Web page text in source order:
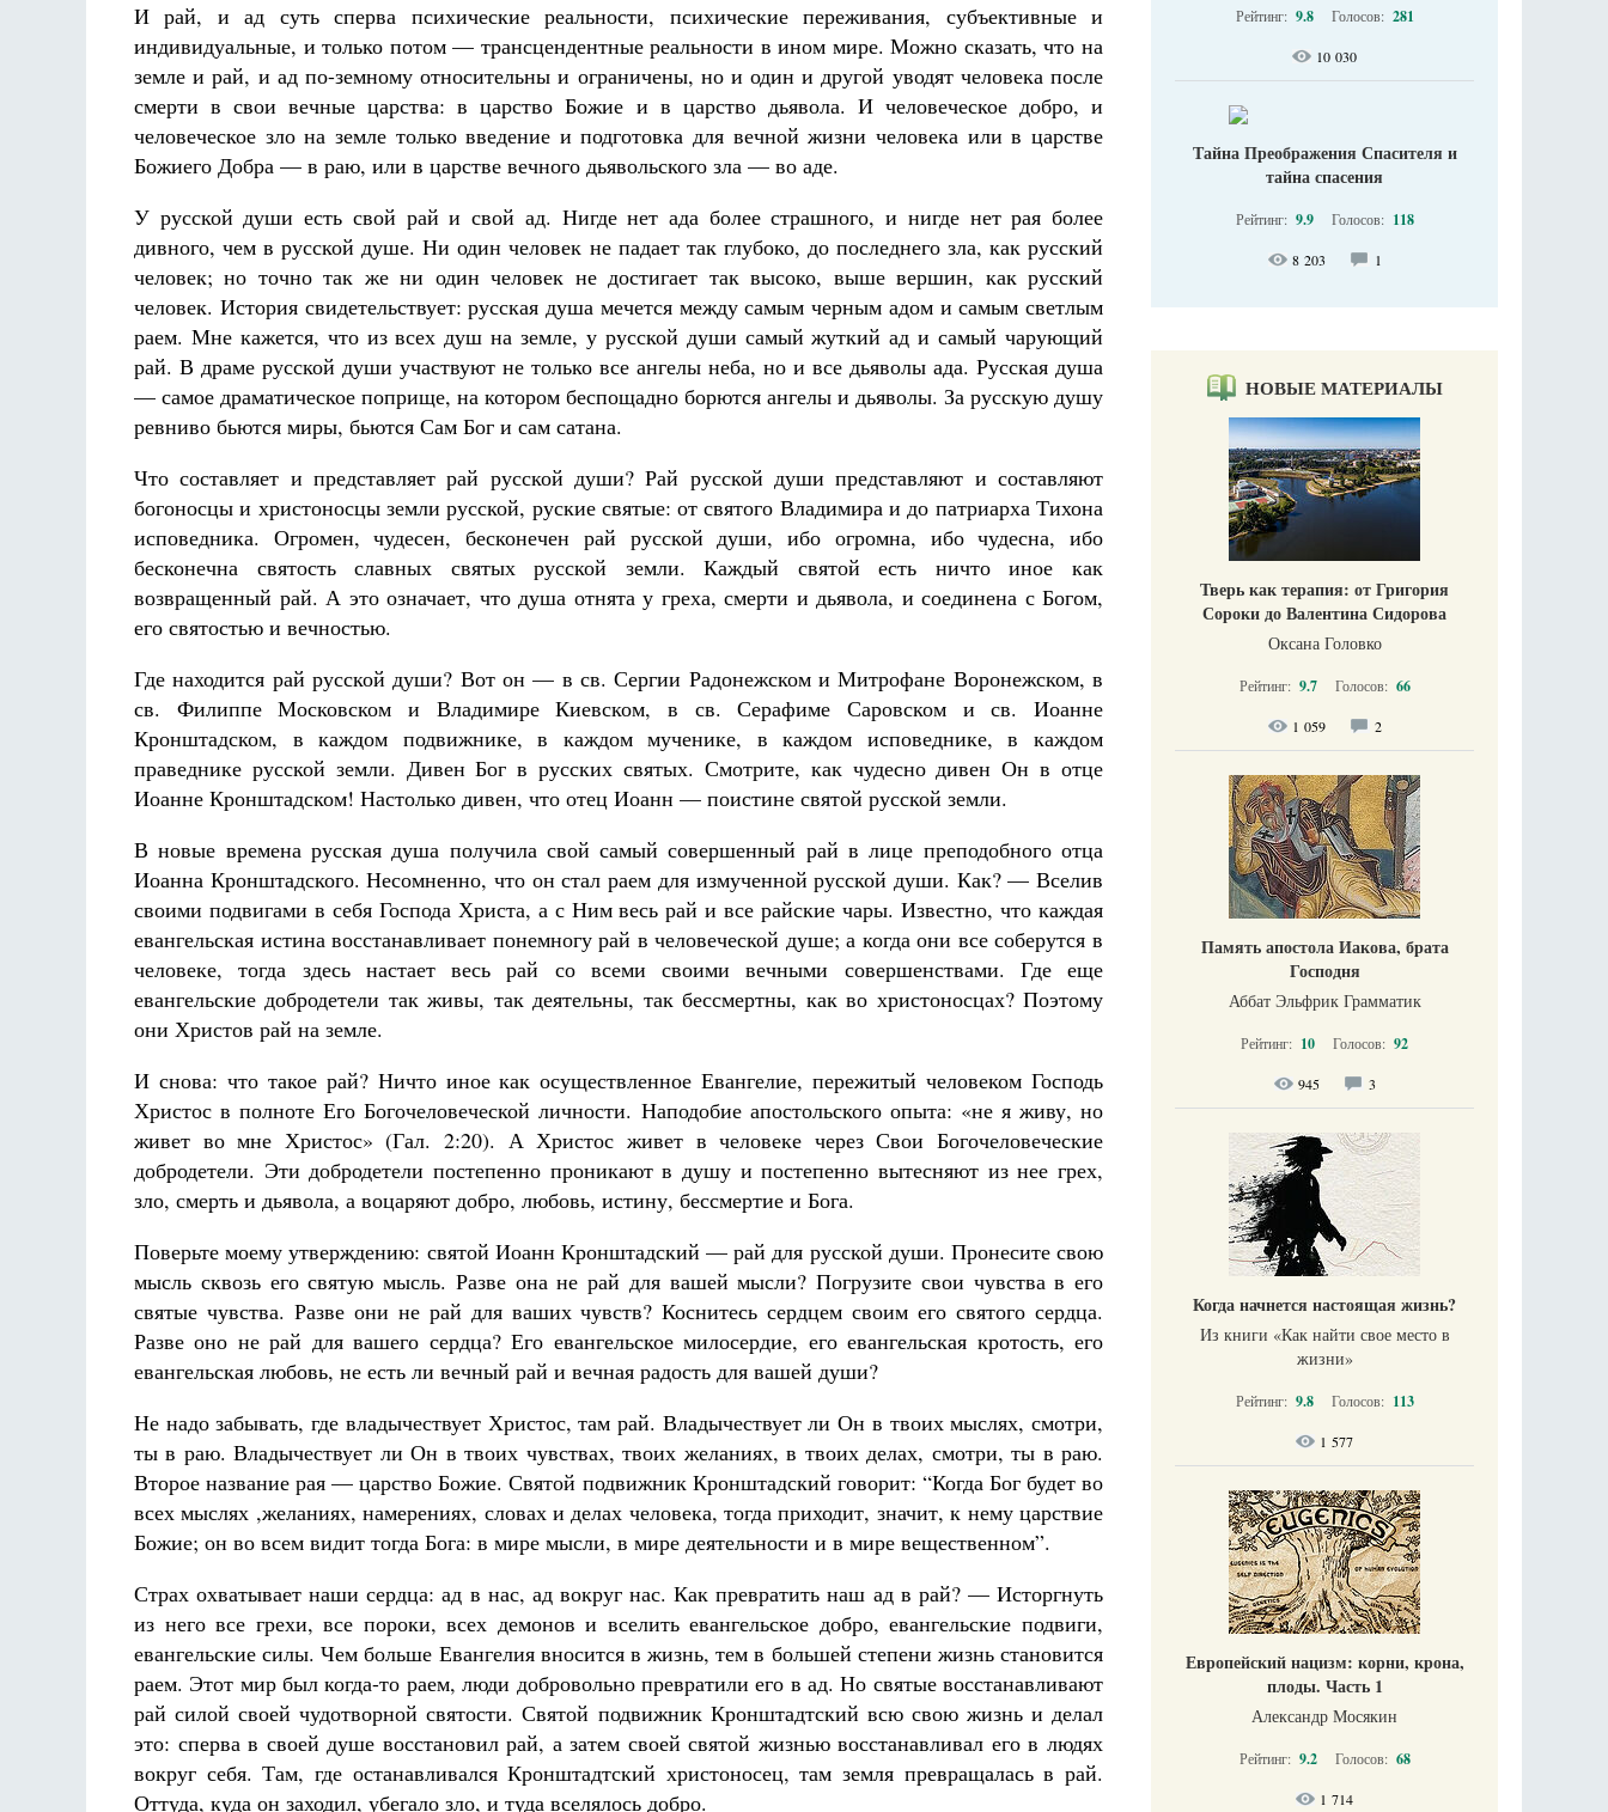
И рай, и ад суть сперва психические реальности, психические переживания, субъективные и
индивидуальные, и только потом — трансцендентные реальности в ином мире. Можно сказать, что на
земле и рай, и ад по-земному относительны и ограничены, но и один и другой уводят человека после
смерти в свои вечные царства: в царство Божие и в царство дьявола. И человеческое добро, и
человеческое зло на земле только введение и подготовка для вечной жизни человека или в царстве
Божиего Добра — в раю, или в царстве вечного дьявольского зла — во аде.
У русской души есть свой рай и свой ад. Нигде нет ада более страшного, и нигде нет рая более
дивного, чем в русской душе. Ни один человек не падает так глубоко, до последнего зла, как русский
человек; но точно так же ни один человек не достигает так высоко, выше вершин, как русский
человек. История свидетельствует: русская душа мечется между самым черным адом и самым светлым
раем. Мне кажется, что из всех душ на земле, у русской души самый жуткий ад и самый чарующий
рай. В драме русской души участвуют не только все ангелы неба, но и все дьяволы ада. Русская душа
— самое драматическое поприще, на котором беспощадно борются ангелы и дьяволы. За русскую душу
ревниво бьются миры, бьются Сам Бог и сам сатана.
Что составляет и представляет рай русской души? Рай русской души представляют и составляют
богоносцы и христоносцы земли русской, руские святые: от святого Владимира и до патриарха Тихона
исповедника. Огромен, чудесен, бесконечен рай русской души, ибо огромна, ибо чудесна, ибо
бесконечна святость славных святых русской земли. Каждый святой есть ничто иное как
возвращенный рай. А это означает, что душа отнята у греха, смерти и дьявола, и соединена с Богом,
его святостью и вечностью.
Где находится рай русской души? Вот он — в св. Сергии Радонежском и Митрофане Воронежском, в
св. Филиппе Московском и Владимире Киевском, в св. Серафиме Саровском и св. Иоанне
Кронштадском, в каждом подвижнике, в каждом мученике, в каждом исповеднике, в каждом
праведнике русской земли. Дивен Бог в русских святых. Смотрите, как чудесно дивен Он в отце
Иоанне Кронштадском! Настолько дивен, что отец Иоанн — поистине святой русской земли.
В новые времена русская душа получила свой самый совершенный рай в лице преподобного отца
Иоанна Кронштадского. Несомненно, что он стал раем для измученной русской души. Как? — Вселив
своими подвигами в себя Господа Христа, а с Ним весь рай и все райские чары. Известно, что каждая
евангельская истина восстанавливает понемногу рай в человеческой душе; а когда они все соберутся в
человеке, тогда здесь настает весь рай со всеми своими вечными совершенствами. Где еще
евангельские добродетели так живы, так деятельны, так бессмертны, как во христоносцах? Поэтому
они Христов рай на земле.
И снова: что такое рай? Ничто иное как осуществленное Евангелие, пережитый человеком Господь
Христос в полноте Его Богочеловеческой личности. Наподобие апостольского опыта: «не я живу, но
живет во мне Христос» (Гал. 2:20). А Христос живет в человеке через Свои Богочеловеческие
добродетели. Эти добродетели постепенно проникают в душу и постепенно вытесняют из нее грех,
зло, смерть и дьявола, а воцаряют добро, любовь, истину, бессмертие и Бога.
Поверьте моему утверждению: святой Иоанн Кронштадский — рай для русской души. Пронесите свою
мысль сквозь его святую мысль. Разве она не рай для вашей мысли? Погрузите свои чувства в его
святые чувства. Разве они не рай для ваших чувств? Коснитесь сердцем своим его святого сердца.
Разве оно не рай для вашего сердца? Его евангельское милосердие, его евангельская кротость, его
евангельская любовь, не есть ли вечный рай и вечная радость для вашей души?
Не надо забывать, где владычествует Христос, там рай. Владычествует ли Он в твоих мыслях, смотри,
ты в раю. Владычествует ли Он в твоих чувствах, твоих желаниях, в твоих делах, смотри, ты в раю.
Второе название рая — царство Божие. Святой подвижник Кронштадский говорит: “Когда Бог будет во
всех мыслях ,желаниях, намерениях, словах и делах человека, тогда приходит, значит, к нему царствие
Божие; он во всем видит тогда Бога: в мире мысли, в мире деятельности и в мире вещественном”.
Страх охватывает наши сердца: ад в нас, ад вокруг нас. Как превратить наш ад в рай? — Исторгнуть
из него все грехи, все пороки, всех демонов и вселить евангельское добро, евангельские подвиги,
евангельские силы. Чем больше Евангелия вносится в жизнь, тем в большей степени жизнь становится
раем. Этот мир был когда-то раем, люди добровольно превратили его в ад. Но святые восстанавливают
рай силой своей чудотворной святости. Святой подвижник Кронштадтский всю свою жизнь и делал
это: сперва в своей душе восстановил рай, а затем своей святой жизнью восстанавливал его в людях
вокруг себя. Там, где останавливался Кронштадтский христоносец, там земля превращалась в рай.
Оттуда, куда он заходил, убегало зло, и туда вселялось добро.
Рейтинг: 9.8 Голосов: 281
10 030
Тайна Преображения Спасителя и
тайна спасения
Рейтинг: 9.9 Голосов: 118
8 203 1
НОВЫЕ МАТЕРИАЛЫ
Тверь как терапия: от Григория
Сороки до Валентина Сидорова
Оксана Головко
Рейтинг: 9.7 Голосов: 66
1 059 2
Память апостола Иакова, брата
Господня
Аббат Эльфрик Грамматик
Рейтинг: 10 Голосов: 92
945 3
Когда начнется настоящая жизнь?
Из книги «Как найти свое место в
жизни​»
Рейтинг: 9.8 Голосов: 113
1 577
Европейский нацизм: корни, крона,
плоды. Часть 1
Александр Мосякин
Рейтинг: 9.2 Голосов: 68
1 714